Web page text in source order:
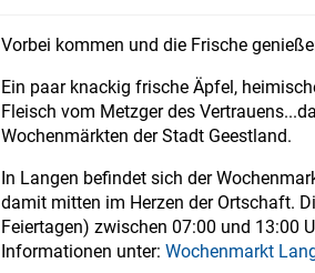
Vorbei kommen und die Frische
Ein paar knackig frische Äpfel,
Fleisch vom Metzger des
Wochenmärkten der Stadt Geestland.
In Langen befindet sich der
damit mitten im Herzen der Ortschaft.
Feiertagen) zwischen 07:00 und 13:00
Informationen unter: Wochenmarkt